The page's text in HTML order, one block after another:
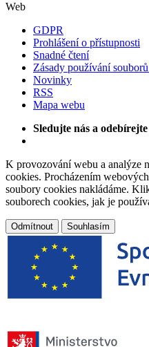
Web
GDPR
Prohlášení o přístupnosti
Snadné čtení
Zásady používání
Novinky
RSS
Mapa webu
Sledujte nás a odebírejte
K provozování webu a analýze
cookies. Procházením
soubory cookies nakládáme.
souborech cookies, jak je
Odmítnout Souhlasím